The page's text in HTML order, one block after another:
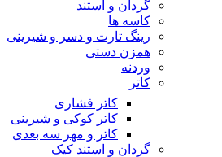
گردان و استند
کاسه ها
رینگ تارت و دسر و شیرینی
همزن دستی
وردنه
کاتر
کاتر فشاری
کاتر کوکی و شیرینی
کاتر و مهر سه بعدی
گردان و استند کیک